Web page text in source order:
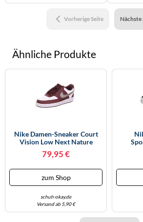
Vorherige Seite Nächste
Ähnliche Produkte
Nike Damen-Sneaker Court
Vision Low Next Nature
Bordeaux-Rot-Weiß-Metallic
79,95 €
zum Shop
schuh-okay.de
Versand ab 5,90 €